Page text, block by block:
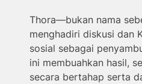
Thora—bukan nama
menghadiri diskusi dan
sosial sebagai
ini membuahkan hasil,
secara bertahap serta